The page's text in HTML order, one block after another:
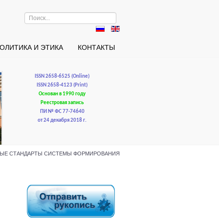
Искать...
И ЭТИКА КОНТАКТЫ
ISSN 2658-6525 (Online)
ISSN 2658-4123 (Print)
Основан в 1990 году
Реестровая запись
ПИ № ФС 77-74640
от 24 декабря 2018 г.
СТАНДАРТЫ СИСТЕМЫ ФОРМИРОВАНИЯ